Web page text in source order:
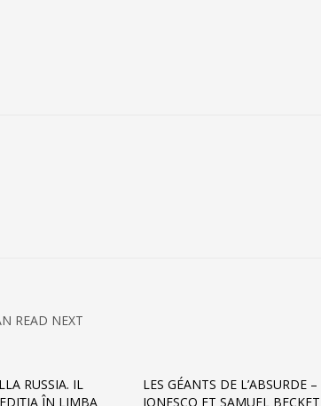
READ NEXT
RUSSIA. IL
ÎN LIMBA
LES GÉANTS DE L’ABSURDE
IONESCO ET SAMUEL